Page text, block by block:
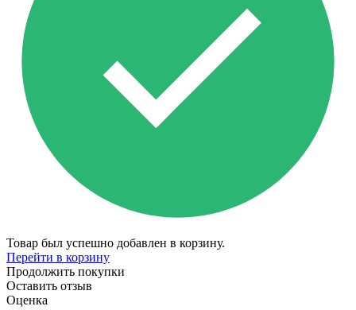
Товар был успешно добавлен в корзину.
Перейти в корзину
Продолжить покупки
Оставить отзыв
Оценка